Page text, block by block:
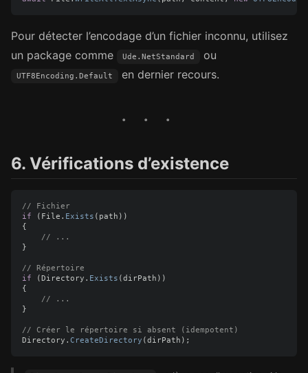
Pour détecter l’encodage d’un fichier inconnu, utilisez
un package comme
Ude.NetStandard ou
UTF8Encoding.Default en dernier recours.
6. Vérifications d’existence
// Fichier
if
( File . Exists ( path ))
{
// ...
}
// Répertoire
if
( Directory . Exists ( dirPath ))
{
// ...
}
// Créer le répertoire si absent (idempotent)
Directory . CreateDirectory ( dirPath );